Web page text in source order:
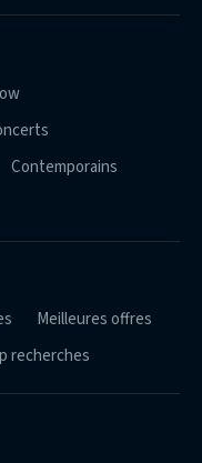
Contemporains
Meilleures offres
recherches